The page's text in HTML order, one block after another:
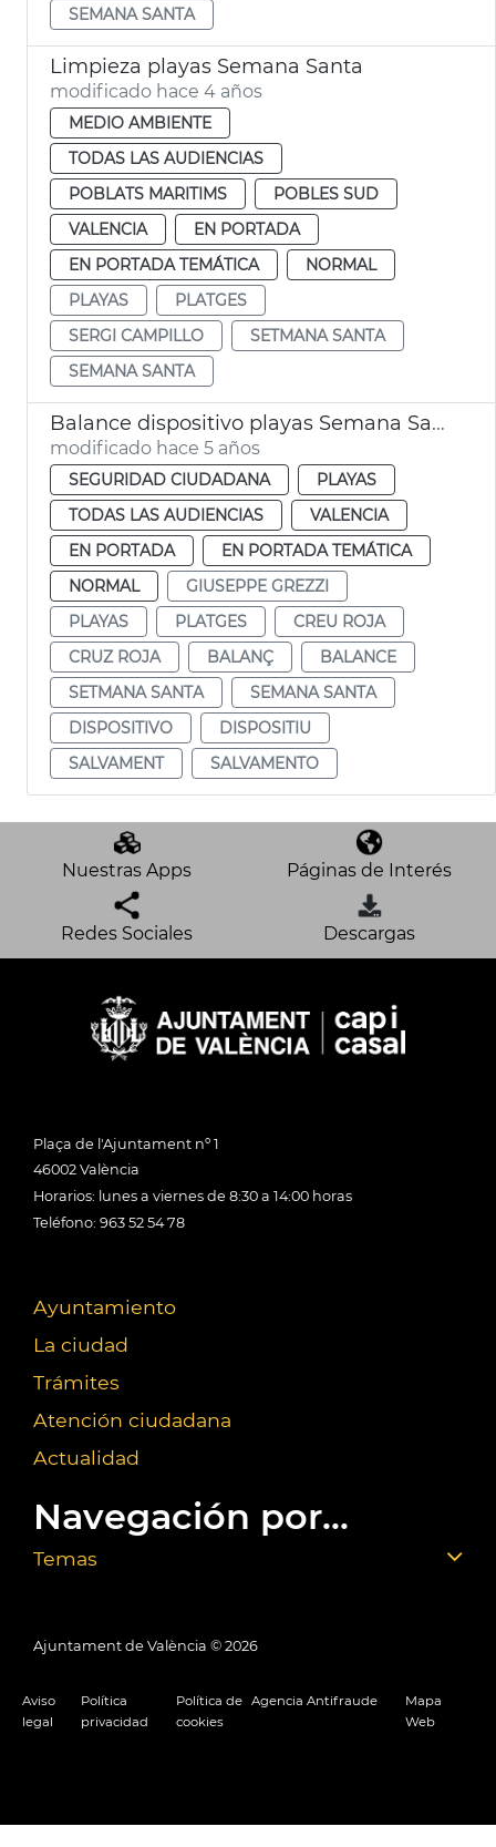
SEMANA SANTA
Limpieza playas Semana Santa
modificado hace 4 años
MEDIO AMBIENTE
TODAS LAS AUDIENCIAS
POBLATS MARITIMS
POBLES SUD
VALENCIA
EN PORTADA
EN PORTADA TEMÁTICA
NORMAL
PLAYAS
PLATGES
SERGI CAMPILLO
SETMANA SANTA
SEMANA SANTA
Balance dispositivo playas Semana Santa
modificado hace 5 años
SEGURIDAD CIUDADANA
PLAYAS
TODAS LAS AUDIENCIAS
VALENCIA
EN PORTADA
EN PORTADA TEMÁTICA
NORMAL
GIUSEPPE GREZZI
PLAYAS
PLATGES
CREU ROJA
CRUZ ROJA
BALANÇ
BALANCE
SETMANA SANTA
SEMANA SANTA
DISPOSITIVO
DISPOSITIU
SALVAMENT
SALVAMENTO
Nuestras Apps Páginas de Interés
Redes Sociales Descargas
Plaça de l'Ajuntament nº 1
46002 València
Horarios: lunes a viernes de 8:30 a 14:00 horas
Teléfono: 963 52 54 78
Ayuntamiento
La ciudad
Trámites
Atención ciudadana
Actualidad
Navegación por...
Temas
Ajuntament de València © 2026
Aviso
legal
Política
privacidad
Política de
cookies
Agencia Antifraude
Mapa
Web